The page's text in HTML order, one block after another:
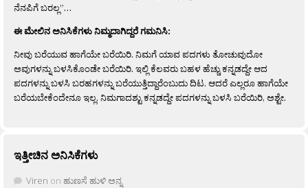
ನೆನಪಿಗೆ ಬರಲ್ಲ”…
ಈ ಮೇಲಿನ ಅನಿಸಿಕೆಗಳು ನಿಮ್ಮದಾಗಿದ್ದರೆ ಗಮನಿಸಿ:
ನೀವು ಬರೆಯುವ ಹಾಗೆಯೇ ಬರೆಯಿರಿ. ನಿಮಗೆ ಯಾವ ಪದಗಳು ತೋಚುವುದೋ
ಅವುಗಳನ್ನು ಬಳಸಿಕೊಂಡೇ ಬರೆಯಿರಿ. ಇಲ್ಲಿ ಕೆಲವರು ಬಹಳ ಹೆಚ್ಚು ಕನ್ನಡದ್ದೇ ಆದ
ಪದಗಳನ್ನು ಬಳಸಿ ಬರಹಗಳನ್ನು ಬರೆಯುತ್ತಿದ್ದಾರೆಂಬುದು ದಿಟ. ಆದರೆ ಎಲ್ಲರೂ ಹಾಗೆಯೇ
ಬರೆಯಬೇಕೆಂದೇನೂ ಇಲ್ಲ. ನಿಮಗಾದಶ್ಟು ಕನ್ನಡದ್ದೇ ಪದಗಳನ್ನು ಬಳಸಿ ಬರೆಯಿರಿ, ಅಶ್ಟೇ.
ಇತ್ತೀಚಿನ ಅನಿಸಿಕೆಗಳು
Viren on ಹುಣಸೆ ಹುಳಿ ಅನ್ನ